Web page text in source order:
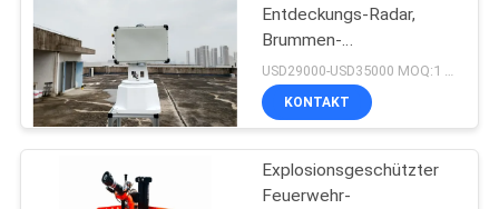
Entdeckungs-Radar,
Brummen-
Überwachungsradar
KONTAKT
Explosionsgeschützter
Feuerwehr-